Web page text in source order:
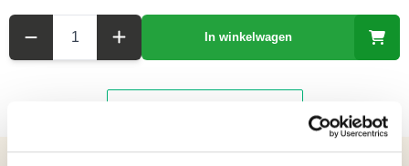
In winkelwagen